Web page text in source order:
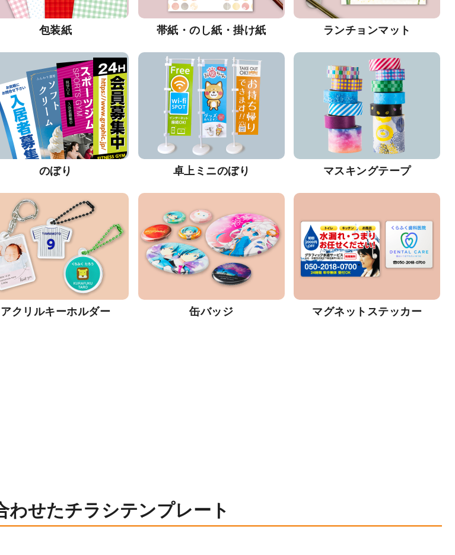
包装紙 帯紙・のし紙・掛け紙 ランチョンマット
のぼり 卓上ミニのぼり マスキングテープ
アクリルキーホルダー 缶バッジ マグネットステッカー
わせたチラシテンプレート